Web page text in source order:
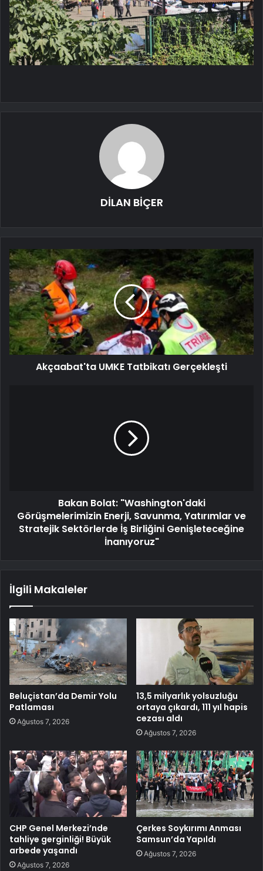
DİLAN BİÇER
Akçaabat'ta UMKE Tatbikatı Gerçekleşti
Bakan Bolat: "Washington'daki
Görüşmelerimizin Enerji, Savunma, Yatırımlar ve
Stratejik Sektörlerde İş Birliğini Genişleteceğine
İnanıyoruz"
İlgili Makaleler
Beluçistan’da Demir Yolu
Patlaması
Ağustos 7, 2026
13,5 milyarlık yolsuzluğu
ortaya çıkardı, 111 yıl hapis
cezası aldı
Ağustos 7, 2026
CHP Genel Merkezi’nde
tahliye gerginliği! Büyük
arbede yaşandı
Ağustos 7, 2026
Çerkes Soykırımı Anması
Samsun’da Yapıldı
Ağustos 7, 2026